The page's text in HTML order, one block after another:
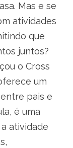
Mas e se
atividades
que
juntos?
o Cross
um
pais e
é uma
atividade